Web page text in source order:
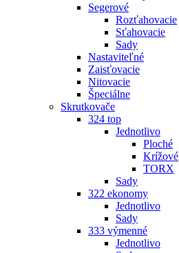
Segerové
Rozťahovacie
Sťahovacie
Sady
Nastaviteľné
Zaisťovacie
Nitovacie
Špeciálne
Skrutkovače
324 top
Jednotlivo
Ploché
Krížové
TORX
Sady
322 ekonomy
Jednotlivo
Sady
333 výmenné
Jednotlivo